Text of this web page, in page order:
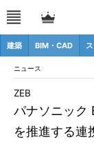
建築 BIM・CAD
ニュース
パナソニック
を推進する連
ZEB